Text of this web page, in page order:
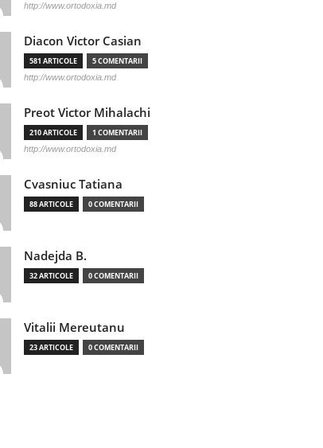
http://www.ortodoxia.md
Diacon Victor Casian
581 ARTICOLE 5 COMENTARII
http://www.ortodoxia.md
Preot Victor Mihalachi
210 ARTICOLE 1 COMENTARII
http://www.ortodoxia.md
Cvasniuc Tatiana
88 ARTICOLE 0 COMENTARII
Nadejda B.
32 ARTICOLE 0 COMENTARII
Vitalii Mereutanu
23 ARTICOLE 0 COMENTARII